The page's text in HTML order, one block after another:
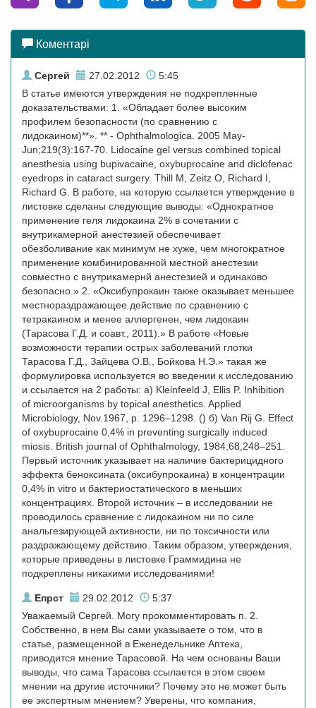
Коментарі
Сергей 27.02.2012
5:45
В статье имеются утверждения не подкрепленные
доказательствами: 1. «Обладает более высоким
профилем безопасности (по сравнению с
лидокаином)**». ** - Ophthalmologica. 2005 May-
Jun;219(3):167-70. Lidocaine gel versus combined topical
anesthesia using bupivacaine, oxybuprocaine and diclofenac
eyedrops in cataract surgery. Thill M, Zeitz O, Richard I,
Richard G. В работе, на которую ссылается утверждение в
листовке сделаны следующие выводы: «Однократное
применение геля лидокаина 2% в сочетании с
внутрикамерной анестезией обеспечивает
обезболивание как минимум не хуже, чем многократное
применение комбинированной местной анестезии
совместно с внутрикамернй анестезией и одинаково
безопасно.» 2. «Оксибупрокаин также оказывает меньшее
местнораздражающее действие по сравнению с
тетракаином и менее аллергенен, чем лидокаин
(Тарасова Г.Д. и соавт., 2011).» В работе «Новые
возможности терапии острых заболеваний глотки
Тарасова Г.Д., Зайцева О.В., Бойкова Н.Э.» такая же
формулировка используется во введении к исследованию
и ссылается на 2 работы: а) Kleinfeeld J, Ellis P. Inhibition
of microorganisms by topical anesthetics. Applied
Microbiology, Nov.1967, p. 1296–1298. () б) Van Rij G. Effect
of oxybuprocaine 0,4% in preventing surgically induced
miosis. British journal of Ophthalmology, 1984,68,248–251.
Первый источник указывает на наличие бактерицидного
эффекта беноксината (оксибупрокаина) в концентрации
0,4% in vitro и бактериостатического в меньших
концентрациях. Второй источник – в исследовании не
проводилось сравнение с лидокаином ни по силе
анальгезирующей активности, ни по токсичности или
раздражающему действию. Таким образом, утверждения,
которые приведены в листовке Граммидина не
подкреплены никакими исследованиями!
Епрст 29.02.2012
5:37
Уважаемый Сергей. Могу прокомментировать п. 2.
Собственно, в нем Вы сами указываете о том, что в
статье, размещенной в Еженедельнике Аптека,
приводится мнение Тарасовой. На чем основаны Ваши
выводы, что сама Тарасова ссылается в этом своем
мнении на другие источники? Почему это не может быть
ее экспертным мнением? Уверены, что компания,